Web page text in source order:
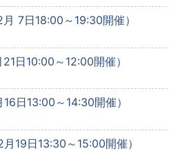
7日18:00～19:30開催）
日10:00～12:00開催）
日13:00～14:30開催）
19日13:30～15:00開催）